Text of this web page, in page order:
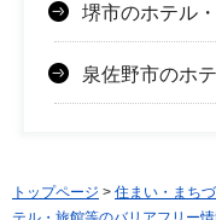
堺市のホテル
泉佐野市のホ
トップページ > 住まい・まち